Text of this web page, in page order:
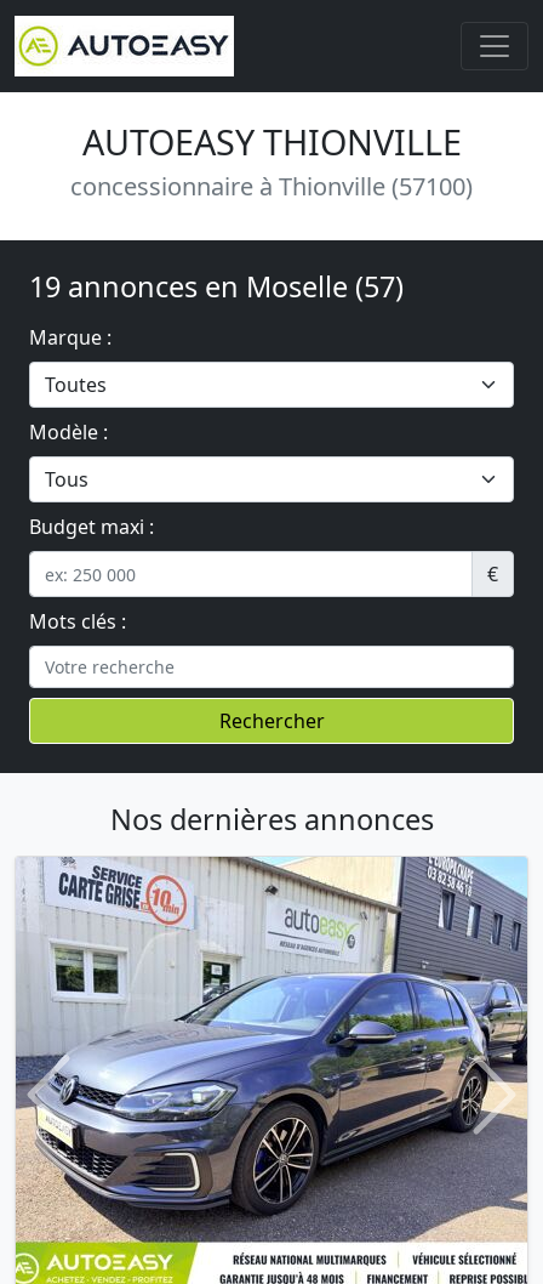
AUTOEASY THIONVILLE
concessionnaire à Thionville (57100)
19 annonces en Moselle (57)
Marque :
Modèle :
Budget maxi :
€
Mots clés :
Rechercher
Nos dernières annonces
Previous Next